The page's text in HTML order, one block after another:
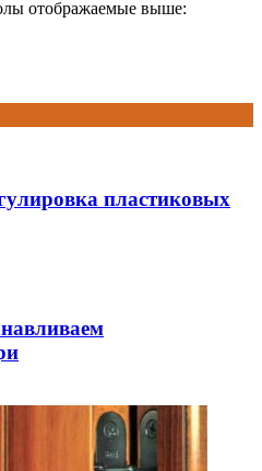
отображаемые выше:
пластиковых